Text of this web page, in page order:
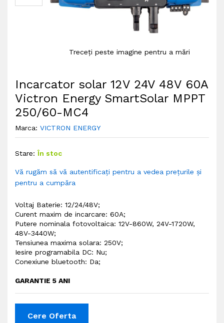
Treceți peste imagine pentru a mări
Incarcator solar 12V 24V 48V 60A
Victron Energy SmartSolar MPPT
250/60-MC4
Marca: VICTRON ENERGY
Stare: În stoc
Vă rugăm să vă autentificați pentru a vedea prețurile și
pentru a cumpăra
Voltaj Baterie: 12/24/48V;
Curent maxim de incarcare: 60A;
Putere nominala fotovoltaica: 12V-860W, 24V-1720W,
48V-3440W;
Tensiunea maxima solara: 250V;
Iesire programabila DC: Nu;
Conexiune bluetooth: Da;
GARANTIE 5 ANI
Cere Oferta